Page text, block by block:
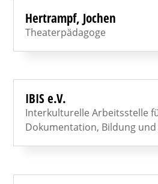
Hertrampf, Jochen
Theaterpädagoge
IBIS e.V.
Interkulturelle Arbeitsstelle
Dokumentation, Bildung